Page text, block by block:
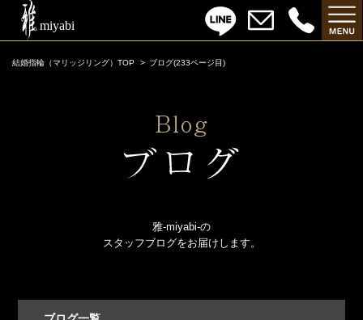
結婚指輪（マリッジリング）TOP ブログ(233ページ目)
雅-miyabi-の
スタッフブログをお届けします。